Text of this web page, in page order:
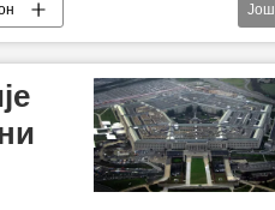
Још